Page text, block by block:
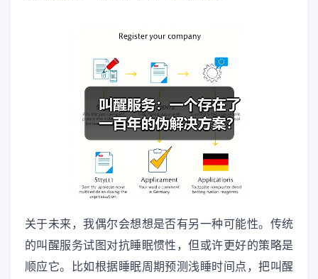
关于未来，我偶尔会想想是否有另一种可能性。传统
的叫醒服务试图对抗睡眠惯性，但或许更好的策略是
顺应它。比如根据睡眠周期预测浅睡时间点，把叫醒